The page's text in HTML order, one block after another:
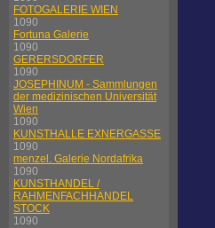
FOTOGALERIE WIEN
1090
Fortuna Galerie
1090
GERERSDORFER
1090
JOSEPHINUM - Sammlungen
der medizinischen Universität
Wien
1090
KUNSTHALLE EXNERGASSE
1090
menzel. Galerie Nordafrika
1090
KUNSTHANDEL /
RAHMENFACHHANDEL
STOCK
1090